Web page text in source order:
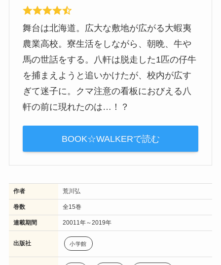
舞台は北海道。広大な敷地が広がる大蝦夷
農業高校。寮生活をしながら、朝晩、牛や
馬の世話をする。八軒は脱走した1匹の仔牛
を捕まえようと追いかけたが、校内が広す
ぎて迷子に。クマ注意の看板におびえる八
軒の前に現れたのは…！？
BOOK☆WALKERで読む
作者 荒川弘
巻数 全15巻
連載期間 20011年～2019年
出版社 小学館